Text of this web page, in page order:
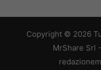
Copyright © 2026
MrShare Srl